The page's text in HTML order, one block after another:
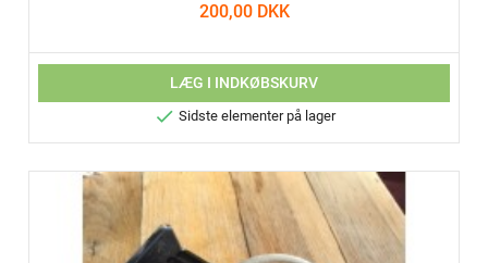
200,00 DKK
LÆG I INDKØBSKURV
 Sidste elementer på lager